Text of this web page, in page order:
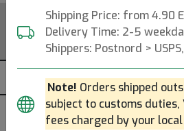
Shipping Price: from 4.90
Delivery Time: 2-5
Shippers: Postnord >
Note! Orders shipped
subject to customs duties,
fees charged by your